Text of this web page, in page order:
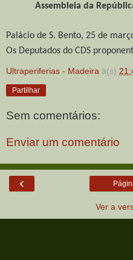
Assembleia da
Palácio de S. Bento, 25 de
Os Deputados do CDS
Ultraperiferias - Madeira à(s)
Partilhar
Sem comentários:
Enviar um comentário
‹
Ver a